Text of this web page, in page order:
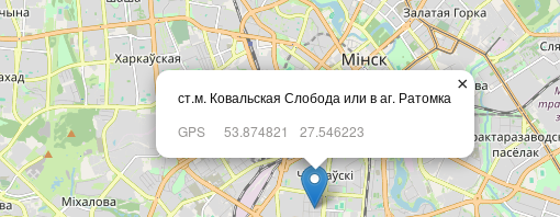
ст.м. Ковальская Слобода или в аг. Ратомка
GPS
53.874821 27.546223
×